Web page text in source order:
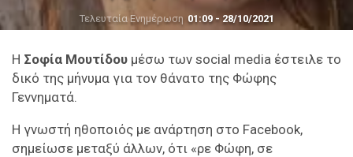
Τελευταία Ενημέρωση 01:09 - 28/10/2021
Η Σοφία Μουτίδου μέσω των social media έστειλε το
δικό της μήνυμα για τον θάνατο της Φώφης
Γεννηματά.
Η γνωστή ηθοποιός με ανάρτηση στο Facebook,
σημείωσε μεταξύ άλλων, ότι «ρε Φώφη, σε